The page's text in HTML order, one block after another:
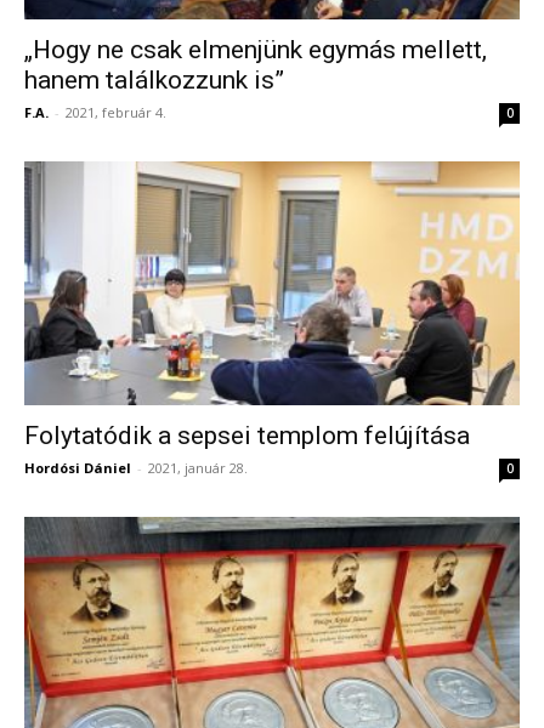
„Hogy ne csak elmenjünk egymás mellett,
hanem találkozzunk is”
F.A. - 2021, február 4. 0
Folytatódik a sepsei templom felújítása
Hordósi Dániel - 2021, január 28. 0